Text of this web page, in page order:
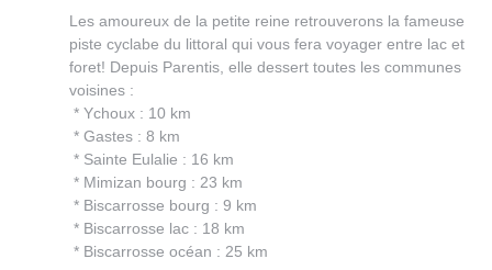
Les amoureux de la petite reine retrouverons la fameuse
piste cyclabe du littoral qui vous fera voyager entre lac et
foret! Depuis Parentis, elle dessert toutes les communes
voisines :
* Ychoux : 10 km
* Gastes : 8 km
* Sainte Eulalie : 16 km
* Mimizan bourg : 23 km
* Biscarrosse bourg : 9 km
* Biscarrosse lac : 18 km
* Biscarrosse océan : 25 km